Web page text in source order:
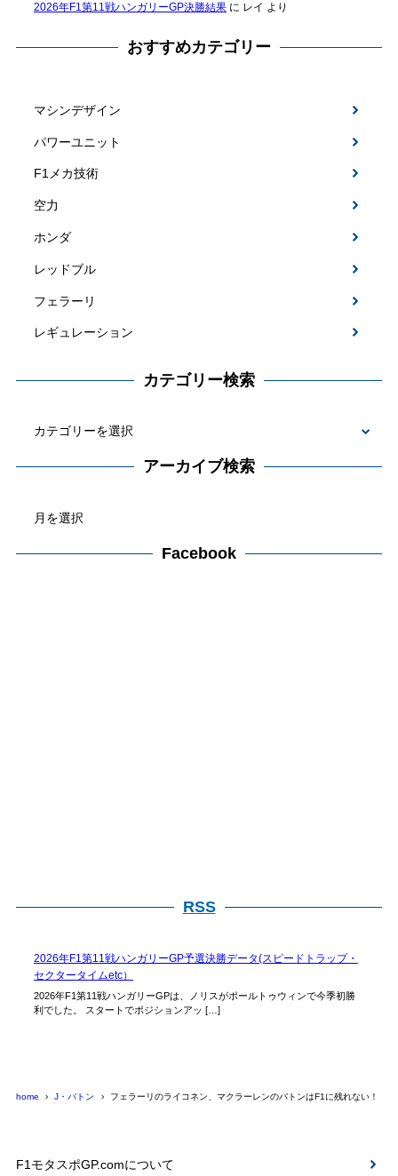
2026年F1第11戦ハンガリーGP決勝結果に レイ より
おすすめカテゴリー
マシンデザイン
パワーユニット
F1メカ技術
空力
ホンダ
レッドブル
フェラーリ
レギュレーション
カテゴリー検索
テ
検
アーカイブ検索
カ
Facebook
RSS
2026年F1第11戦ハンガリーGP予選決勝データ(スピードトラップ・
セクタータイムetc）
2026年F1第11戦ハンガリーGPは、ノリスがポールトゥウィンで今季初勝
利でした。 スタートでポジションアッ […]
home J・バトン フェラーリのライコネン、マクラーレンのバトンはF1に残れない！
F1モタスポGP.comについて